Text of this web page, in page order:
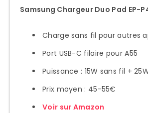
Samsung Chargeur Duo Pad EP-
Charge sans fil pour autres
Port USB-C filaire pour A55
Puissance : 15W sans fil +
Prix moyen : 45-55€
Voir sur Amazon